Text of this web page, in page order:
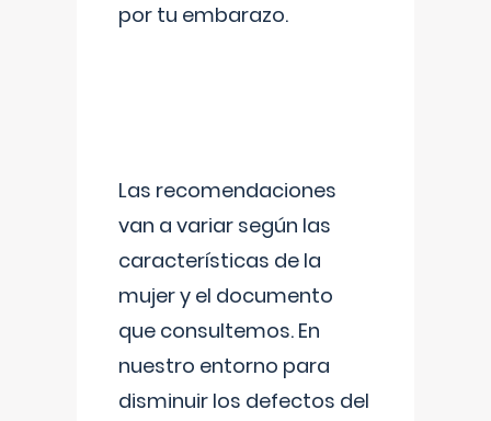
por tu embarazo.
Las recomendaciones
van a variar según las
características de la
mujer y el documento
que consultemos. En
nuestro entorno para
disminuir los defectos del